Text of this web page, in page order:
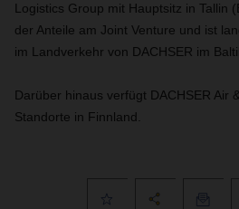
Logistics Group mit Hauptsitz in Tallin
der Anteile am Joint Venture und ist
im Landverkehr von DACHSER im
Darüber hinaus verfügt DACHSER Air
Standorte in Finnland.